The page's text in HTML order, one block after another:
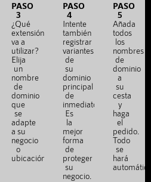
PASO
3
¿Qué
extensión
va a
utilizar?
Elija
un
nombre
de
dominio
que
se
adapte
a su
negocio
o
ubicación.
PASO
4
Intente
también
registrar
variantes
de
su
dominio
principal
de
inmediato.
Es
la
mejor
forma
de
proteger
su
negocio.
PASO
5
Añada
todos
los
nombres
de
dominio
a
su
cesta
y
haga
el
pedido.
Todo
se
hará